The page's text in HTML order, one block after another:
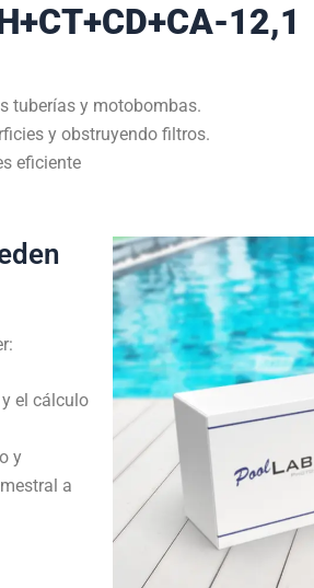
12,1
tuberías y motobombas.
y obstruyendo filtros.
eficiente
el cálculo
y
a